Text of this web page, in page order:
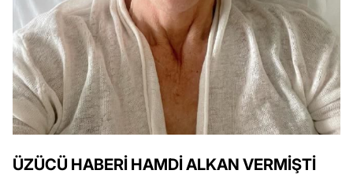
ÜZÜCÜ HABERİ HAMDİ ALKAN VERMİŞTİ